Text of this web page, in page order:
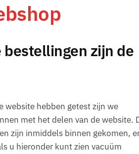
bestellingen zijn de
website hebben getest zijn we
met het delen van de website.
zijn inmiddels binnen gekomen,
u hieronder kunt zien vacuüm